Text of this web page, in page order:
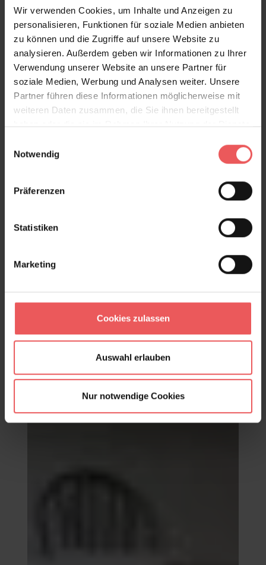
Wir verwenden Cookies, um Inhalte und Anzeigen zu
personalisieren, Funktionen für soziale Medien anbieten
zu können und die Zugriffe auf unsere Website zu
analysieren. Außerdem geben wir Informationen zu Ihrer
Verwendung unserer Website an unsere Partner für
soziale Medien, Werbung und Analysen weiter. Unsere
Partner führen diese Informationen möglicherweise mit
weiteren Daten zusammen, die Sie ihnen bereitgestellt
haben oder die sie im Rahmen Ihrer Nutzung der Dienste
Notwendig
Präferenzen
Statistiken
Marketing
Cookies zulassen
Auswahl erlauben
Nur notwendige Cookies
Produktgalerie überspringen
Varianten
Daisy Meadow Wallpaper in Sage